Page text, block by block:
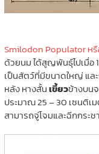
Smilodon Populator หรื
ด้วยนม ได้สูญพันธุ์ไปเมื่อ
เป็นสัตว์ที่มีขนาดใหญ่ แล
หลัง หางสั้นเขี้ยวข้างบน
ประมาณ 25 – 30 เซนติเ
สามารถจู่โจมและฉีกกระ